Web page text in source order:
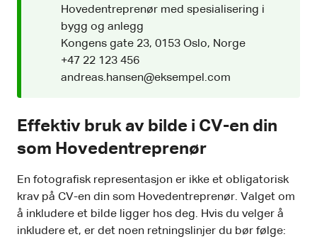
Hovedentreprenør med spesialisering i
bygg og anlegg
Kongens gate 23, 0153 Oslo, Norge
+47 22 123 456
andreas.hansen@eksempel.com
Effektiv bruk av bilde i CV-en din
som Hovedentreprenør
En fotografisk representasjon er ikke et obligatorisk
krav på CV-en din som Hovedentreprenør. Valget om
å inkludere et bilde ligger hos deg. Hvis du velger å
inkludere et, er det noen retningslinjer du bør følge: